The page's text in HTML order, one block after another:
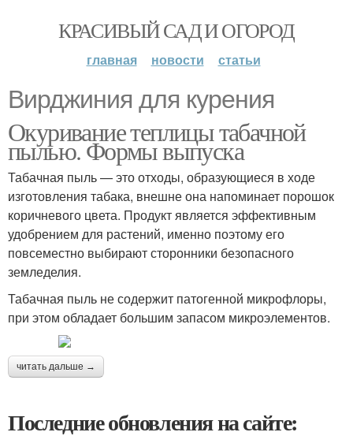
КРАСИВЫЙ САД И ОГОРОД
главная новости статьи
Вирджиния для курения
Окуривание теплицы табачной
пылью. Формы выпуска
Табачная пыль — это отходы, образующиеся в ходе
изготовления табака, внешне она напоминает порошок
коричневого цвета. Продукт является эффективным
удобрением для растений, именно поэтому его
повсеместно выбирают сторонники безопасного
земледелия.
Табачная пыль не содержит патогенной микрофлоры,
при этом обладает большим запасом микроэлементов.
читать дальше →
Последние обновления на сайте: